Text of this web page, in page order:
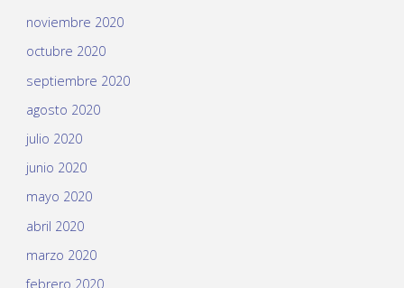
noviembre 2020
octubre 2020
septiembre 2020
agosto 2020
julio 2020
junio 2020
mayo 2020
abril 2020
marzo 2020
febrero 2020